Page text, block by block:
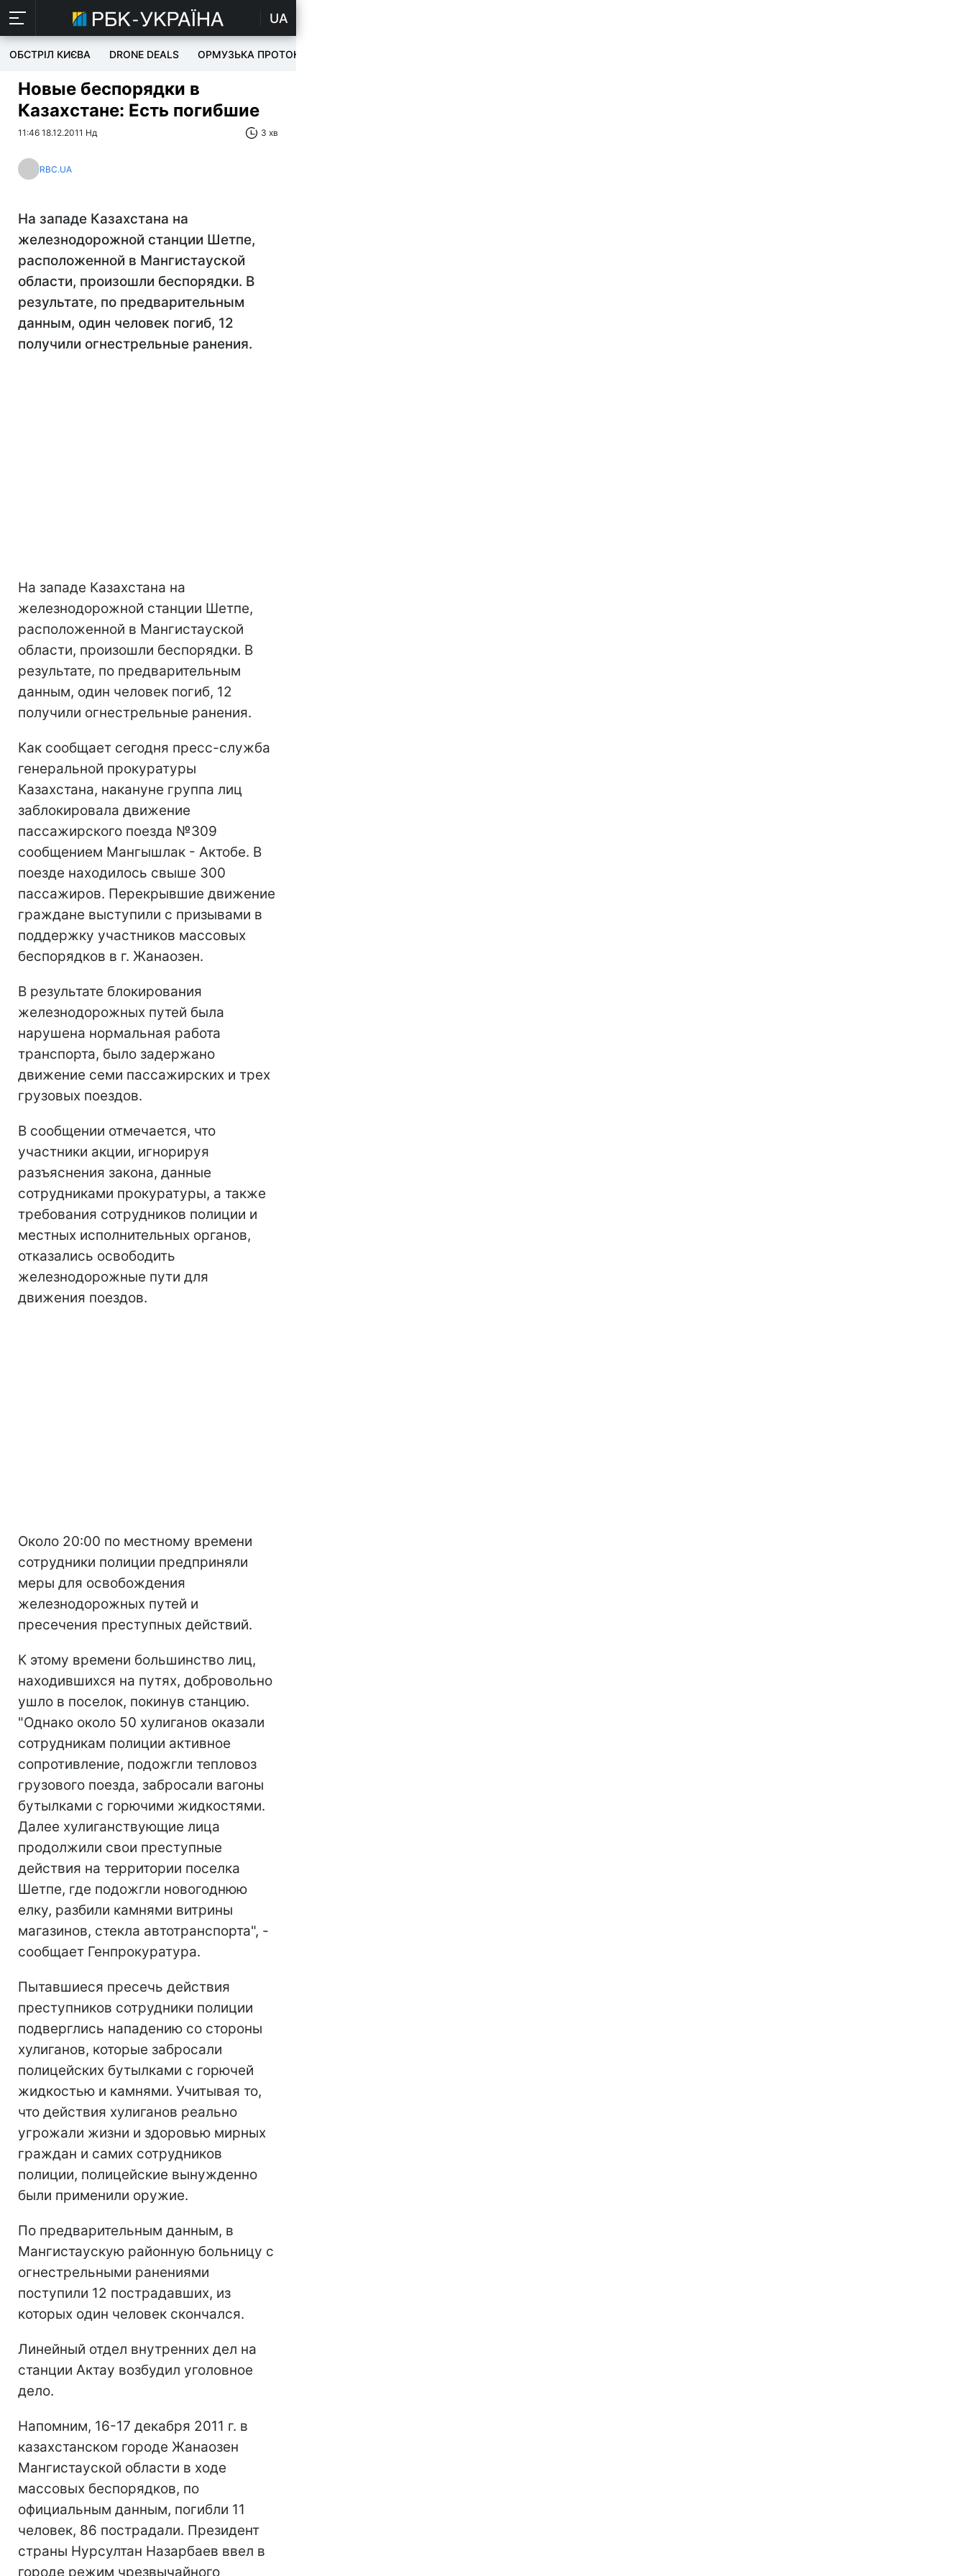
UA
ОБСТРІЛ КИЄВА DRONE DEALS ОРМУЗЬКА ПРОТОКА
Новые беспорядки в
Казахстане: Есть погибшие
11:46 18.12.2011 Нд 3 хв
RBC.UA
На западе Казахстана на
железнодорожной станции Шетпе,
расположенной в Мангистауской
области, произошли беспорядки. В
результате, по предварительным
данным, один человек погиб, 12
получили огнестрельные ранения.
На западе Казахстана на
железнодорожной станции Шетпе,
расположенной в Мангистауской
области, произошли беспорядки. В
результате, по предварительным
данным, один человек погиб, 12
получили огнестрельные ранения.
Как сообщает сегодня пресс-служба
генеральной прокуратуры
Казахстана, накануне группа лиц
заблокировала движение
пассажирского поезда №309
сообщением Мангышлак - Актобе. В
поезде находилось свыше 300
пассажиров. Перекрывшие движение
граждане выступили с призывами в
поддержку участников массовых
беспорядков в г. Жанаозен.
В результате блокирования
железнодорожных путей была
нарушена нормальная работа
транспорта, было задержано
движение семи пассажирских и трех
грузовых поездов.
В сообщении отмечается, что
участники акции, игнорируя
разъяснения закона, данные
сотрудниками прокуратуры, а также
требования сотрудников полиции и
местных исполнительных органов,
отказались освободить
железнодорожные пути для
движения поездов.
Около 20:00 по местному времени
сотрудники полиции предприняли
меры для освобождения
железнодорожных путей и
пресечения преступных действий.
К этому времени большинство лиц,
находившихся на путях, добровольно
ушло в поселок, покинув станцию.
"Однако около 50 хулиганов оказали
сотрудникам полиции активное
сопротивление, подожгли тепловоз
грузового поезда, забросали вагоны
бутылками с горючими жидкостями.
Далее хулиганствующие лица
продолжили свои преступные
действия на территории поселка
Шетпе, где подожгли новогоднюю
елку, разбили камнями витрины
магазинов, стекла автотранспорта", -
сообщает Генпрокуратура.
Пытавшиеся пресечь действия
преступников сотрудники полиции
подверглись нападению со стороны
хулиганов, которые забросали
полицейских бутылками с горючей
жидкостью и камнями. Учитывая то,
что действия хулиганов реально
угрожали жизни и здоровью мирных
граждан и самих сотрудников
полиции, полицейские вынужденно
были применили оружие.
По предварительным данным, в
Мангистаускую районную больницу с
огнестрельными ранениями
поступили 12 пострадавших, из
которых один человек скончался.
Линейный отдел внутренних дел на
станции Актау возбудил уголовное
дело.
Напомним, 16-17 декабря 2011 г. в
казахстанском городе Жанаозен
Мангистауской области в ходе
массовых беспорядков, по
официальным данным, погибли 11
человек, 86 пострадали. Президент
страны Нурсултан Назарбаев ввел в
городе режим чрезвычайного